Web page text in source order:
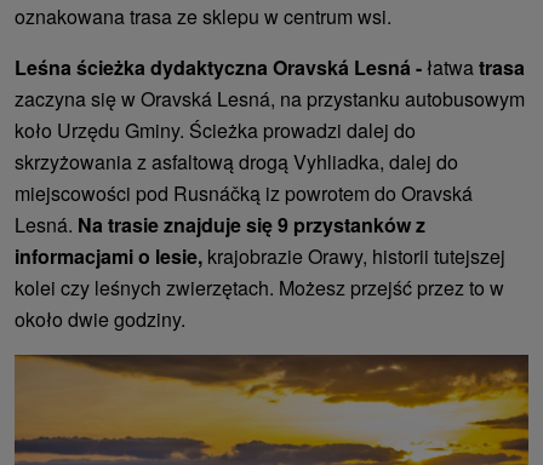
oznakowana trasa ze sklepu w centrum wsi.
Leśna ścieżka dydaktyczna Oravská Lesná -łatwatrasa
zaczyna się w Oravská Lesná, na przystanku autobusowym
koło Urzędu Gminy. Ścieżka prowadzi dalej do
skrzyżowania z asfaltową drogą Vyhliadka, dalej do
miejscowości pod Rusnáčką iz powrotem do Oravská
Lesná. Na trasie znajduje się 9 przystanków z
informacjami o lesie, krajobrazie Orawy, historii tutejszej
kolei czy leśnych zwierzętach. Możesz przejść przez to w
około dwie godziny.